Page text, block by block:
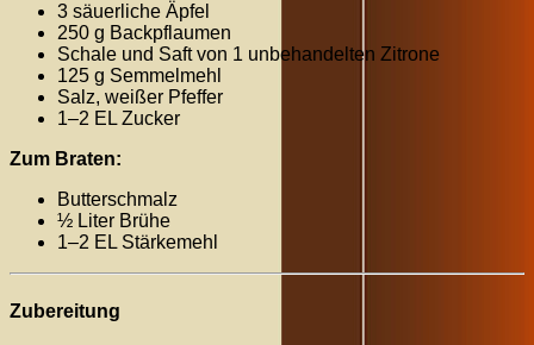
3 säuerliche Äpfel
250 g Backpflaumen
Schale und Saft von 1 unbehandelten Zitrone
125 g Semmelmehl
Salz, weißer Pfeffer
1–2 EL Zucker
Zum Braten:
Butterschmalz
½ Liter Brühe
1–2 EL Stärkemehl
Zubereitung